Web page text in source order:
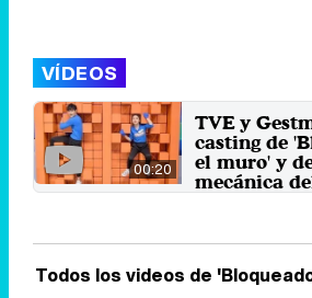
VÍDEOS
00:20
TVE y
casting de
el muro' y
mecánica
Todos los videos de